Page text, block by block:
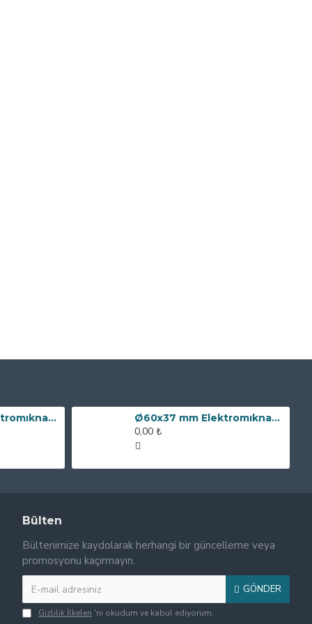
Ø80x60 mm Elektromıknatıs - 240 kg Çekim Gücü Ø60x37 mm Elektromıknatıs - 100 kg Çekim Gücü
0,00 ₺
Bülten
Bültenimize kaydolarak herhangi bir güncelleme veya
promosyonu kaçırmayın.
GÖNDER
Gizlilik İlkeleri 'ni okudum ve kabul ediyorum.